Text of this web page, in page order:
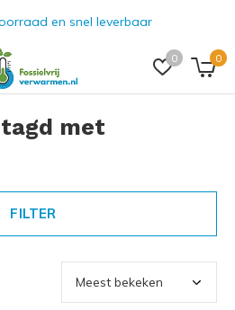
0 0
en snel leverbaar
met
FILTER